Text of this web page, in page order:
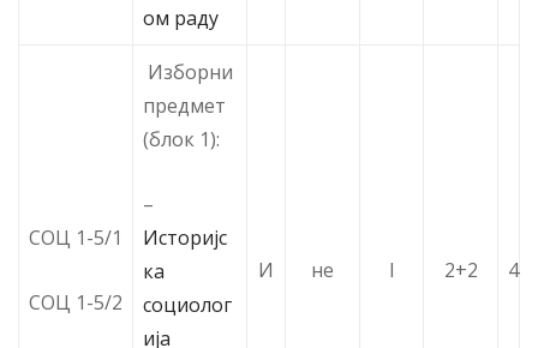
ом раду
СОЦ 1-5/1
СОЦ 1-5/2
Изборни
предмет
(блок 1):
–
Историјс
ка
социолог
ија
И не I 2+2 4